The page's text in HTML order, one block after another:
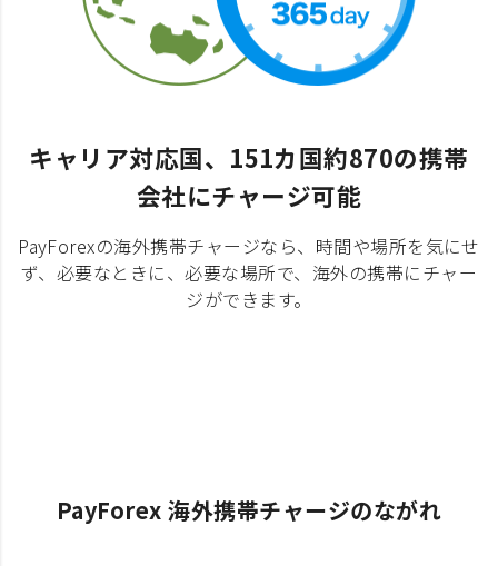
キャリア対応国、151カ国約870の携帯
会社にチャージ可能
PayForexの海外携帯チャージなら、時間や場所を気にせ
ず、必要なときに、必要な場所で、海外の携帯にチャー
ジができます。
PayForex 海外携帯チャージのながれ